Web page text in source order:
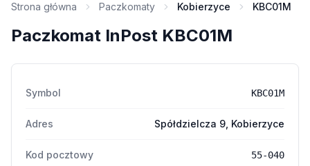
Strona główna Paczkomaty Kobierzyce KBC01M
Paczkomat InPost KBC01M
Symbol KBC01M
Adres Spółdzielcza 9, Kobierzyce
Kod pocztowy 55-040